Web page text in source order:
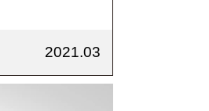
2021.03